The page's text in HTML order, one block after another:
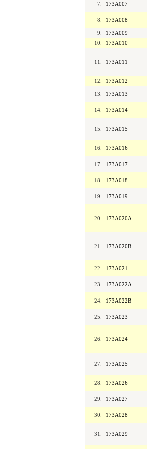
7. 173A007
8. 173A008
9.
173A009
10.
173A010
11. 173A011
12.
173A012
13. 173A013
14. 173A014
15. 173A015
16. 173A016
17. 173A017
18. 173A018
19. 173A019
20. 173A020A
21. 173A020B
22. 173A021
23. 173A022A
24. 173A022B
25. 173A023
26. 173A024
27. 173A025
28. 173A026
29. 173A027
30. 173A028
31. 173A029